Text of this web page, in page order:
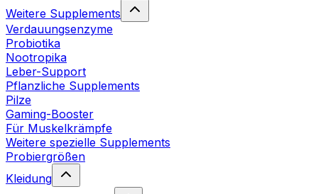
Weitere Supplements
Verdauungsenzyme
Probiotika
Nootropika
Leber-Support
Pflanzliche Supplements
Pilze
Gaming-Booster
Für Muskelkrämpfe
Weitere spezielle Supplements
Probiergrößen
Kleidung